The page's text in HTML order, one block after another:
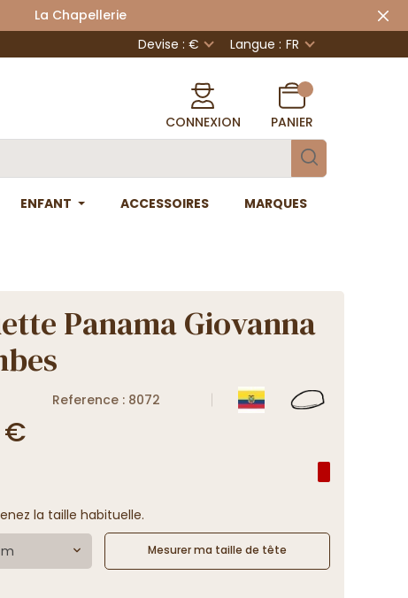
Chapellerie
Devise : € Langue : FR
CONNEXION PANIER
ENFANT ACCESSOIRES MARQUES
Panama Giovanna
Reference : 8072
€
la taille habituelle.
Mesurer ma taille de tête